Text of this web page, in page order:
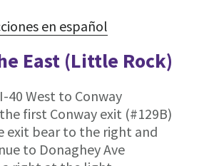
en español
East (Little Rock)
40 West to Conway
first Conway exit (#129B)
exit bear to the right and
to Donaghey Ave